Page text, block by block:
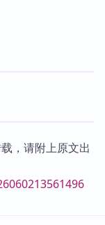
，请附上原文出